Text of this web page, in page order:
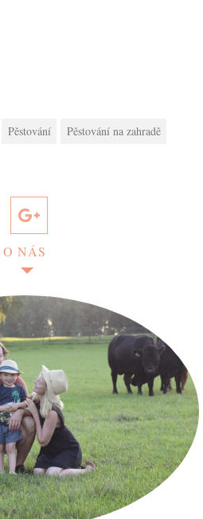
Pěstování Pěstování na zahradě
O NÁS